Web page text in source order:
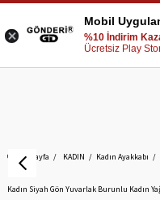
Anasayfa KADIN Kadın Ayakkabı
Kadın Siyah Gön Yuvarlak Burunlu Kadın
Mobil
%10 İndirim
Ücretsiz Play